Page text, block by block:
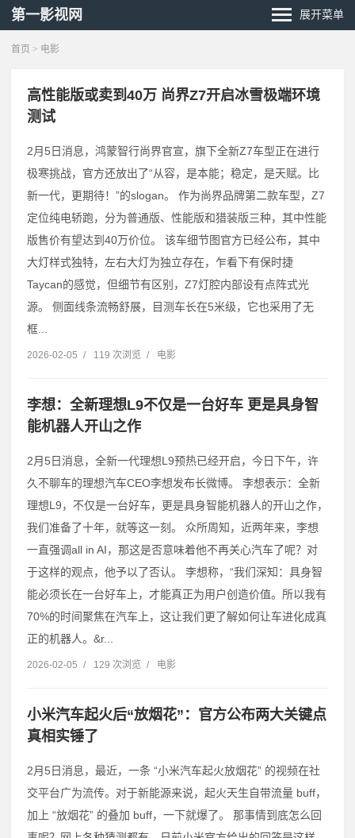
第一影视网 展开菜单
首页 > 电影
高性能版或卖到40万 尚界Z7开启冰雪极端环境
测试
2月5日消息，鸿蒙智行尚界官宣，旗下全新Z7车型正在进行
极寒挑战，官方还放出了“从容，是本能；稳定，是天赋。比
新一代，更期待！”的slogan。 作为尚界品牌第二款车型，Z7
定位纯电轿跑，分为普通版、性能版和猎装版三种，其中性能
版售价有望达到40万价位。 该车细节图官方已经公布，其中
大灯样式独特，左右大灯为独立存在，乍看下有保时捷
Taycan的感觉，但细节有区别，Z7灯腔内部设有点阵式光
源。 侧面线条流畅舒展，目测车长在5米级，它也采用了无
框...
2026-02-05 / 119 次浏览 / 电影
李想：全新理想L9不仅是一台好车 更是具身智
能机器人开山之作
2月5日消息，全新一代理想L9预热已经开启，今日下午，许
久不聊车的理想汽车CEO李想发布长微博。 李想表示：全新
理想L9，不仅是一台好车，更是具身智能机器人的开山之作，
我们准备了十年，就等这一刻。 众所周知，近两年来，李想
一直强调all in AI，那这是否意味着他不再关心汽车了呢？对
于这样的观点，他予以了否认。 李想称，“我们深知：具身智
能必须长在一台好车上，才能真正为用户创造价值。所以我有
70%的时间聚焦在汽车上，这让我们更了解如何让车进化成真
正的机器人。&r...
2026-02-05 / 129 次浏览 / 电影
小米汽车起火后“放烟花”：官方公布两大关键点
真相实锤了
2月5日消息，最近，一条 “小米汽车起火放烟花” 的视频在社
交平台广为流传。对于新能源来说，起火天生自带流量 buff，
加上 “放烟花” 的叠加 buff，一下就爆了。 那事情到底怎么回